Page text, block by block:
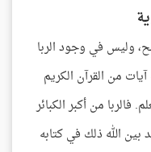
وليس في وجود الربا
من القرآن الكريم
فالربا من أكبر الكبائر
بين الله ذلك في كتابه